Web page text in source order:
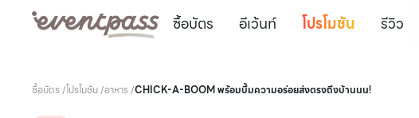
ซื้อบัตร อีเว้นท์ โปรโมชัน รีวิว
ซื้อบัตร /โปรโมชัน/อาหาร /CHICK-A-BOOM พร้อมบึ้มความอร่อยส่งตรงถึงบ้านนน!